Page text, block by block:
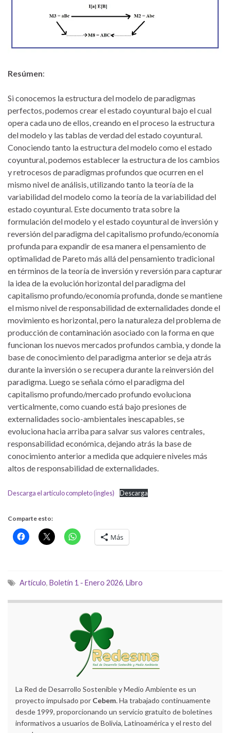
Resúmen:
Si conocemos la estructura del modelo de paradigmas
perfectos, podemos crear el estado coyuntural bajo el cual
opera cada uno de ellos, creando en el proceso la estructura
del modelo y las tablas de verdad del estado coyuntural.
Conociendo tanto la estructura del modelo como el estado
coyuntural, podemos establecer la estructura de los cambios
y retrocesos de paradigmas profundos que ocurren en el
mismo nivel de análisis, utilizando tanto la teoría de la
variabilidad del modelo como la teoría de la variabilidad del
estado coyuntural. Este documento trata sobre la
formulación del modelo y el estado coyuntural de inversión y
reversión del paradigma del capitalismo profundo/economía
profunda para expandir de esa manera el pensamiento de
optimalidad de Pareto más allá del pensamiento tradicional
en términos de la teoría de inversión y reversión para capturar
la idea de la evolución horizontal del paradigma del
capitalismo profundo/economía profunda, donde se mantiene
el mismo nivel de responsabilidad de externalidades donde el
movimiento es horizontal, pero la naturaleza del problema de
producción de contaminación asociado con la forma en que
funcionan los nuevos mercados profundos cambia, y donde la
base de conocimiento del paradigma anterior se deja atrás
durante la inversión o se recupera durante la reinversión del
paradigma. Luego se señala cómo el paradigma del
capitalismo profundo/mercado profundo evoluciona
verticalmente, como cuando está bajo presiones de
externalidades socio-ambientales inescapables, se
evoluciona hacia arriba para salvar sus valores centrales,
responsabilidad económica, dejando atrás la base de
conocimiento anterior a medida que adquiere niveles más
altos de responsabilidad de externalidades.
Descarga el artículo completo (ingles) Descarga
Comparte esto:
Más
Artículo, Boletín 1 - Enero 2026, Libro
La Red de Desarrollo Sostenible y Medio Ambiente es un
proyecto impulsado por Cebem. Ha trabajado continuamente
desde 1999, proporcionando un servicio gratuito de boletines
informativos a usuarios de Bolivia, Latinoamérica y el resto del